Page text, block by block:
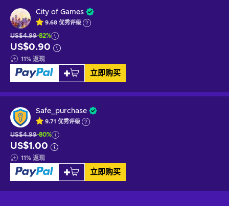
City of Games
9.68 优秀评级
US$4.99-82%
US$0.90
11% 返现
立即购买
Safe_purchase
9.71 优秀评级
US$4.99-80%
US$1.00
11% 返现
立即购买